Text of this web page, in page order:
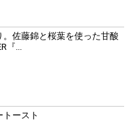
佐藤錦と桜葉を使った甘酸
『...
ースト